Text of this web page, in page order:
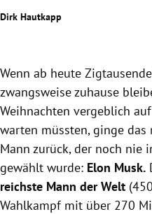
Untermenü
Untermenü
Dirk Hautkapp
Wenn ab heute
zwangsweise zuhause
Weihnachten vergeblich
warten müssten, ginge
Mann zurück, der noch nie
gewählt wurde: Elon Musk.
reichste Mann der Welt
Wahlkampf mit über 270